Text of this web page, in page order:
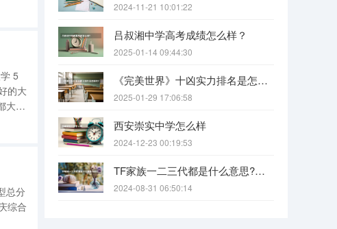
大学
总分
综合
2024-11-21 10:01:22
吕叔湘中学高考成绩怎么样？
2025-01-14 09:44:30
《完美世界》十凶实力排名是怎样的?（《完美世界》八大功法排名是怎样的？）
2025-01-29 17:06:58
西安崇实中学怎么样
2024-12-23 00:19:53
TF家族一二三代都是什么意思?各代都有什么人?
2024-08-31 06:50:14